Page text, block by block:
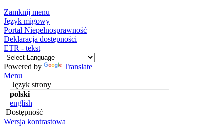
Zamknij menu
Język migowy
Portal Niepełnosprawność
Deklaracja dostępności
ETR - tekst
Powered by
Translate
Menu
Język strony
polski
english
Dostępność
Wersja kontrastowa